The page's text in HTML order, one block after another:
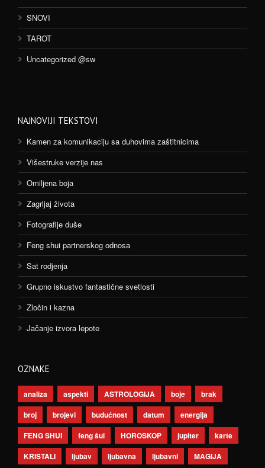
SNOVI
TAROT
Uncategorized @sw
NAJNOVIJI TEKSTOVI
Kamen za komunikaciju sa duhovima zaštitnicima
Višestruke verzije nas
Omiljena boja
Zagrljaj života
Fotografije duše
Feng shui partnerskog odnosa
Sat rodjenja
Grupno iskustvo fantastične svetlosti
Zločin i kazna
Jačanje izvora lepote
OZNAKE
analiza aspekti ASTROLOGIJA boje
brak
broj
brojevi budućnost datum
energija
FENG SHUI
feng šui HOROSKOP jupiter
karte
KRISTALI
ljubav ljubavna ljubavni MAGIJA